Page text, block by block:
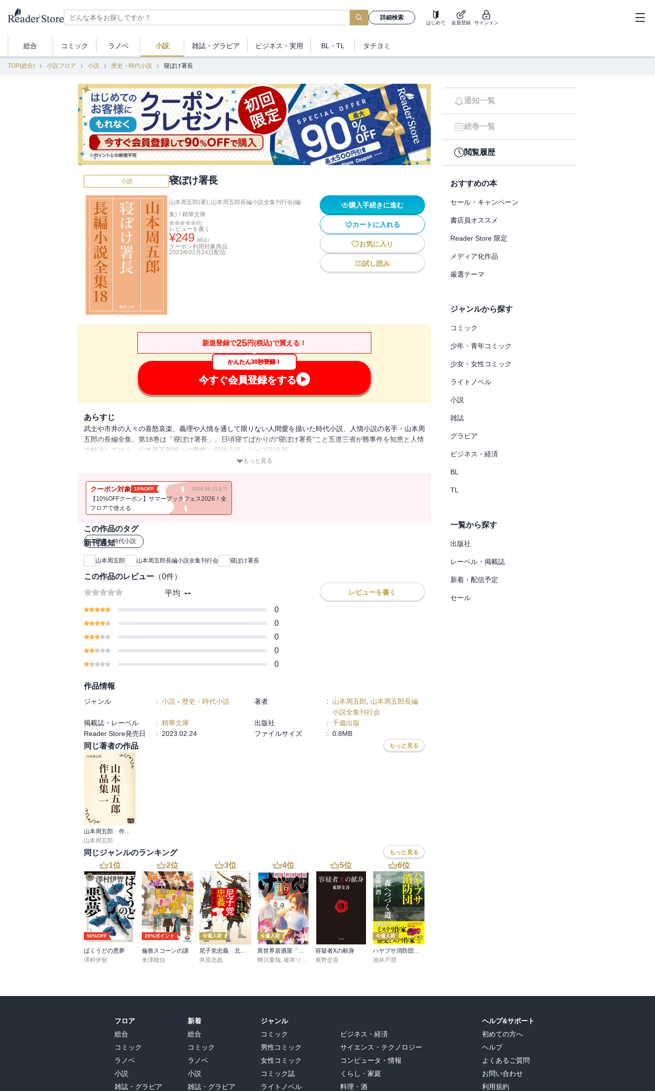
詳細検索
はじめて 会員登録 サインイン
総合 コミック ラノベ 小説 雑誌・ グラビア ビジネス ・実用 BL・TL タテヨミ
TOP(総合) 小説フロア 小説 歴史・時代小説 寝ぼけ署長
小説 寝ぼけ署長
山本周五郎(著), 山本周五郎長編小説全集刊行会(編
集) / 精華文庫
(0)
レビューを書く
¥249 (税込)
クーポン利用対象商品
2023年02月24日 配信
購入手続きに進む
カートに入れる
お気に入り
試し読み
新規登録で25円(税込)で買える！
かんたん30秒登録！
今すぐ会員登録をする
あらすじ
武士や市井の人々の喜怒哀楽、義理や人情を通して限りない人間愛を描いた時代小説、人情小説の名手・山本周
五郎の長編全集。第18巻は「寝ぼけ署長」。日頃寝てばかりの“寝ぼけ署長”こと五道三省が難事件を知恵と人情
で解決してゆく、山本周五郎唯一の警察・探偵小説シリーズ完全版。
海南氏恐喝事件
一粒の真珠
新生座事件
眼の中の砂
夜毎十二時
毛骨屋親分
十目十指
我が歌終る
最後の挨拶
もっと見る
クーポン対象 10%OFF 2026.08.11まで
【10%OFFクーポン】サマーブックフェス2026！全
フロアで使える
この作品のタグ
#歴史・時代小説
新刊通知
山本周五郎 山本周五郎長編小説全集刊行会 寝ぼけ署長
この作品のレビュー （0件）
平均 -- レビューを書く
0
0
0
0
0
作品情報
ジャンル : 小説 - 歴史・時代小説 著者 : 山本周五郎
山本周五郎長編
小説全集刊行会
掲載誌・レーベル
: 精華文庫 出版社 : 千歳出版
Reader Store発売日
: 2023.02.24 ファイルサイズ : 0.8MB
同じ著者の作品 もっと見る
山本周五郎 作品集
山本周五郎
同じジャンルのランキング もっと見る
1位
50%OFF
ばくうどの悪夢
澤村伊智
2位
20%ポイント
倫敦スコーンの謎
米澤穂信
3位
今週入荷
井原忠政
4位
今週入荷
蝉川夏哉, 碓井ツカサ
5位
容疑者Xの献身
東野圭吾
6位
今週入荷
池井戸潤
通知一覧
続巻一覧
閲覧履歴
おすすめの本
セール・キャンペーン
書店員オススメ
Reader Store 限定
メディア化作品
厳選テーマ
ジャンルから探す
コミック
少年・青年コミック
少女・女性コミック
ライトノベル
小説
雑誌
グラビア
ビジネス・経済
BL
TL
一覧から探す
出版社
レーベル・掲載誌
新着・配信予定
セール
フロア
総合
コミック
ラノベ
小説
雑誌・グラビア
新着
総合
コミック
ラノベ
小説
雑誌・グラビア
ジャンル
コミック
男性コミック
女性コミック
コミック誌
ライトノベル
ビジネス・経済
サイエンス・テクノロジー
コンピュータ・情報
くらし・家庭
料理・酒
ヘルプ&サポート
初めての方へ
ヘルプ
よくあるご質問
お問い合わせ
利用規約